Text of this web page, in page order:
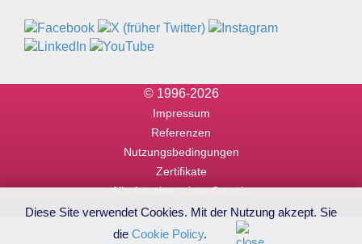
© 1996-2026
Impressum
Referenzen
Nutzungsbedingungen
Zertifikate
Alle Angaben ohne Gewähr
Diese Site verwendet Cookies. Mit der Nutzung akzept. Sie
die Cookie Policy.